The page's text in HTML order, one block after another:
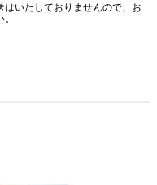
いたしておりませんので、お